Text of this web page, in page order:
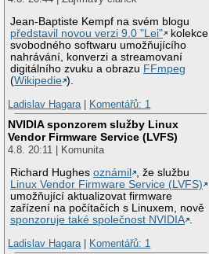
Jean-Baptiste Kempf na svém blogu
představil novou verzi 9.0 "Lei"
kolekce
svobodného softwaru umožňujícího
nahrávání, konverzi a streamovaní
digitálního zvuku a obrazu FFmpeg
(Wikipedie ).
Ladislav Hagara
Komentářů: 1
NVIDIA sponzorem služby Linux
Vendor Firmware Service (LVFS)
4.8. 20:11 | Komunita
Richard Hughesoznámil
, že službu
Linux Vendor Firmware Service (LVFS)
umožňující aktualizovat firmware
zařízení na počítačích s Linuxem, nově
sponzoruje také společnost NVIDIA .
Ladislav Hagara | Komentářů: 1